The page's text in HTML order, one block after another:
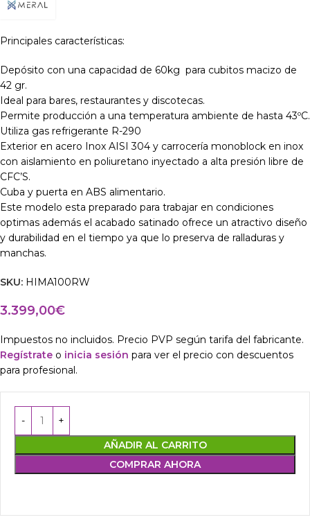
Principales características:
Depósito con una capacidad de 60kg para cubitos macizo de
42 gr.
Ideal para bares, restaurantes y discotecas.
Permite producción a una temperatura ambiente de hasta 43ºC.
Utiliza gas refrigerante R-290
Exterior en acero Inox AISI 304 y carrocería monoblock en inox
con aislamiento en poliuretano inyectado a alta presión libre de
CFC’S.
Cuba y puerta en ABS alimentario.
Este modelo esta preparado para trabajar en condiciones
optimas además el acabado satinado ofrece un atractivo diseño
y durabilidad en el tiempo ya que lo preserva de ralladuras y
manchas.
SKU: HIMA100RW
3.399,00€
Impuestos no incluidos. Precio PVP según tarifa del fabricante.
Regístrate o inicia sesión para ver el precio con descuentos
para profesional.
AÑADIR AL CARRITO
COMPRAR AHORA